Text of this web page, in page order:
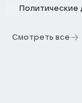
Политические
Смотреть все